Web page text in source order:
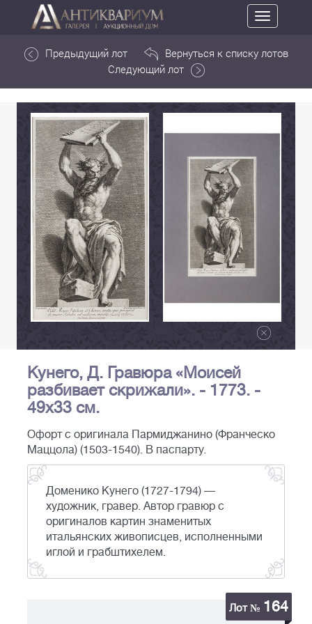
Toggle
navigation
Предыдущий лот
Вернуться к списку лотов
Следующий лот
Кунего, Д. Гравюра «Моисей
разбивает скрижали». - 1773. -
49х33 см.
Офорт с оригинала Пармиджанино (Франческо
Маццола) (1503-1540). В паспарту.
Доменико Кунего (1727-1794) —
художник, гравер. Автор гравюр с
оригиналов картин знаменитых
итальянских живописцев, исполненными
иглой и грабштихелем.
Лот № 164